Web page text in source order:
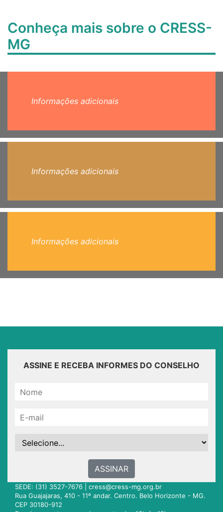
Conheça mais sobre o CRESS-
MG
Informações adicionais
Informações adicionais
Informações adicionais
ASSINE E RECEBA INFORMES DO CONSELHO
ASSINAR
SEDE: (31) 3527-7676 | cress@cress-mg.org.br
Rua Guajajaras, 410 - 11º andar. Centro. Belo Horizonte - MG.
CEP 30180-912